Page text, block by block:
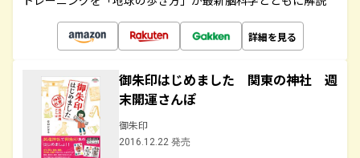
詳細を見る
御朱印はじめました 関東の神社 週
末開運さんぽ
御朱印
2016.12.22 発売